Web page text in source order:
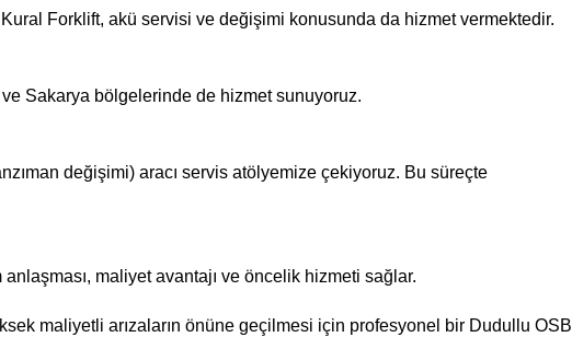
Forklift, akü servisi ve değişimi konusunda da hizmet vermektedir.
Sakarya bölgelerinde de hizmet sunuyoruz.
değişimi) aracı servis atölyemize çekiyoruz. Bu süreçte
maliyet avantajı ve öncelik hizmeti sağlar.
maliyetli arızaların önüne geçilmesi için profesyonel bir Dudullu OSB